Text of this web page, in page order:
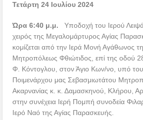
Τετάρτη 24 Ιουλίου 2024
Ώρα 6:40 μ.μ. Υποδοχή του Ιερού
χειρός της Μεγαλομάρτυρος Αγίας
κομίζεται από την Ιερά Μονή Αγάθωνος
Μητροπόλεως Φθιώτιδος, επί της οδού
Φ. Κόντογλου, στον Άγιο Κων/νο, υπό
Ποιμενάρχου μας Σεβασμιωτάτου
Ακαρνανίας κ. κ. Δαμασκηνού, Κλήρου,
στην συνέχεια Ιερή Πομπή συνοδεία
Ιερό Ναό της Αγίας Παρασκευής.